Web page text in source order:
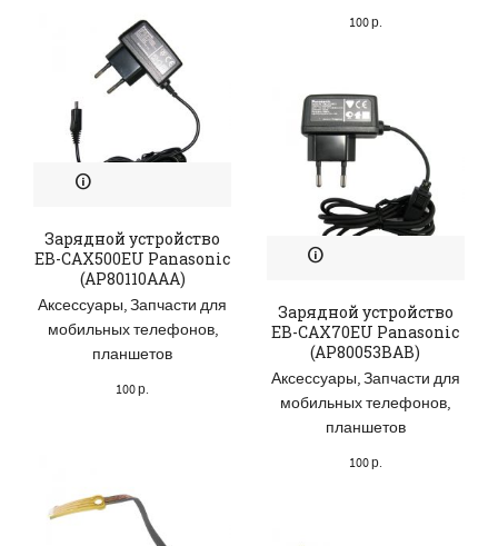
100р.
Зарядной устройство
EB-CAX500EU Panasonic
(AP80110AAA)
Аксессуары,Запчасти для
мобильных телефонов,
планшетов
100р.
Зарядной устройство
EB-CAX70EU Panasonic
(AP80053BAB)
Аксессуары,Запчасти для
мобильных телефонов,
планшетов
100р.